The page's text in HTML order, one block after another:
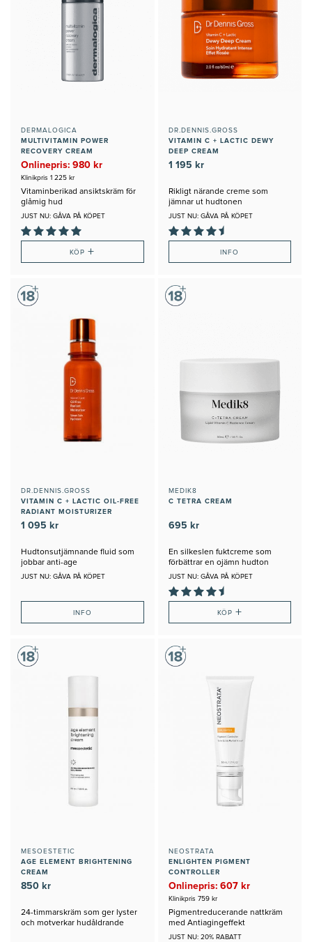
DERMALOGICA
MULTIVITAMIN POWER
RECOVERY CREAM
Onlinepris: 980 kr
Klinikpris 1 225 kr
Vitaminberikad ansiktskräm för
glåmig hud
JUST NU: GÅVA PÅ KÖPET
KÖP+
DR.DENNIS.GROSS
VITAMIN C + LACTIC DEWY
DEEP CREAM
1 195 kr
Rikligt närande creme som
jämnar ut hudtonen
JUST NU: GÅVA PÅ KÖPET
INFO
DR.DENNIS.GROSS
VITAMIN C + LACTIC OIL-FREE
RADIANT MOISTURIZER
1 095 kr
Hudtonsutjämnande fluid som
jobbar anti-age
JUST NU: GÅVA PÅ KÖPET
INFO
MEDIK8
C TETRA CREAM
695 kr
En silkeslen fuktcreme som
förbättrar en ojämn hudton
JUST NU: GÅVA PÅ KÖPET
KÖP +
MESOESTETIC
AGE ELEMENT BRIGHTENING
CREAM
850 kr
24-timmarskräm som ger lyster
och motverkar hudåldrande
NEOSTRATA
ENLIGHTEN PIGMENT
CONTROLLER
Onlinepris: 607 kr
Klinikpris 759 kr
Pigmentreducerande nattkräm
med Antiagingeffekt
JUST NU: 20% RABATT